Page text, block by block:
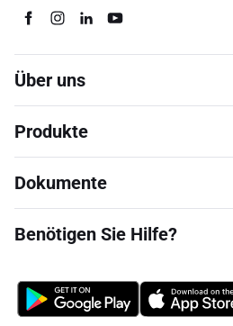
Über uns
Produkte
Dokumente
Benötigen Sie Hilfe?